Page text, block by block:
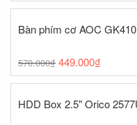
Bàn phím cơ AOC GK410
570.000₫ 449.000₫